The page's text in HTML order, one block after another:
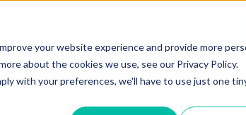
your website experience and provide more
about the cookies we use, see our Privacy Policy.
with your preferences, we'll have to use just one